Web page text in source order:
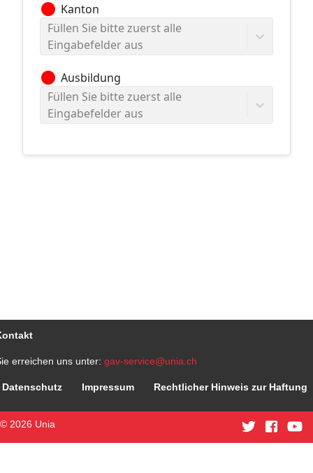
circle Kanton
Füllen Sie bitte zuerst alle
Eingabefelder aus
circle Ausbildung
Füllen Sie bitte zuerst alle
Eingabefelder aus
erreichen uns unter: gav-service@unia.ch
Datenschutz Impressum Rechtlicher Hinweis zur Haftung
© 2026 Unia